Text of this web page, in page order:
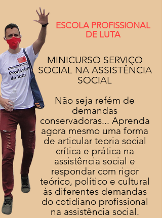
MINICURSO SERVIÇO
SOCIAL NA ASSISTÊNCIA
SOCIAL
Não seja refém de
demandas
conservadoras... Aprenda
agora mesmo uma forma
de articular teoria social
crítica e prática na
assistência social e
respondar com rigor
teórico, político e cultural
às diferentes demandas
do cotidiano profissional
na assistência social.
ESCOLA PROFISSIONAL
DE LUTA